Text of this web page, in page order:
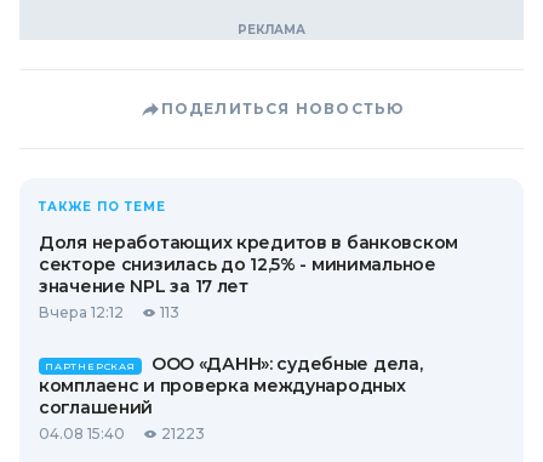
ПОДЕЛИТЬСЯ НОВОСТЬЮ
ТАКЖЕ ПО ТЕМЕ
Доля неработающих кредитов в банковском
секторе снизилась до 12,5% - минимальное
значение NPL за 17 лет
Вчера 12:12 113
ПАРТНЕРСКАЯ
ООО «ДАНН»: судебные дела,
комплаенс и проверка международных
соглашений
04.08 15:40 21223